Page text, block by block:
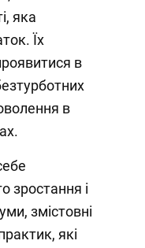
яка
Їх
в
в
зростання і
змістовні
які